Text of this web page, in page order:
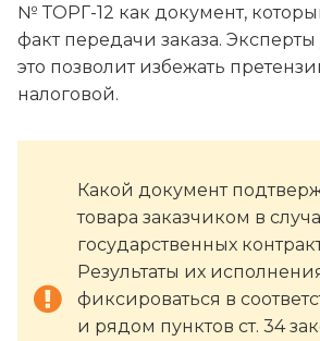
№ ТОРГ-12 как документ,
факт передачи заказа.
это позволит избежать
налоговой.
Какой документ
товара заказчиком в
государственных
Результаты их
фиксироваться в
и рядом пунктов ст. 34